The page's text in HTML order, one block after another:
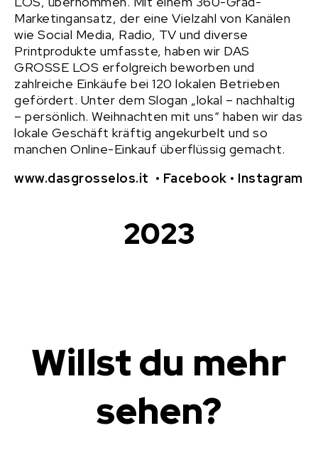
Marketingansatz, der eine Vielzahl von Kanälen
wie Social Media, Radio, TV und diverse
Printprodukte umfasste, haben wir DAS
GROSSE LOS erfolgreich beworben und
zahlreiche Einkäufe bei 120 lokalen Betrieben
gefördert. Unter dem Slogan „lokal – nachhaltig
– persönlich. Weihnachten mit uns“ haben wir das
lokale Geschäft kräftig angekurbelt und so
manchen Online-Einkauf überflüssig gemacht.
www.dasgrosselos.it • Facebook • Instagram
2023
Willst du mehr
sehen?